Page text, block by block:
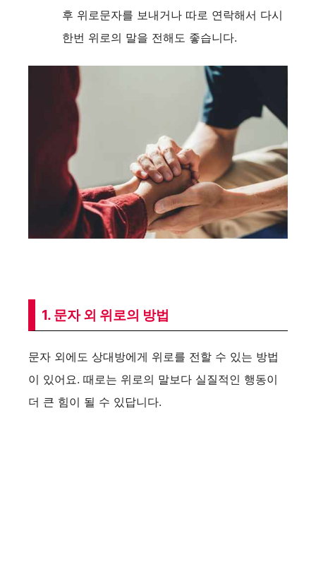
후 위로문자를 보내거나 따로 연락해서 다시
한번 위로의 말을 전해도 좋습니다.
1. 문자 외 위로의 방법
문자 외에도 상대방에게 위로를 전할 수 있는 방법
이 있어요. 때로는 위로의 말보다 실질적인 행동이
더 큰 힘이 될 수 있답니다.